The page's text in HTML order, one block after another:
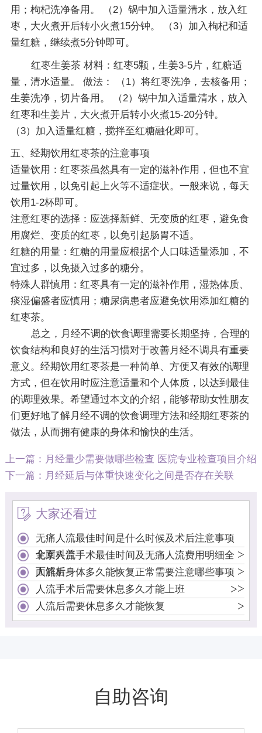
用；枸杞洗净备用。 （2）锅中加入适量清水，放入红
枣，大火煮开后转小火煮15分钟。 （3）加入枸杞和适
量红糖，继续煮5分钟即可。
红枣生姜茶 材料：红枣5颗，生姜3-5片，红糖适
量，清水适量。 做法： （1）将红枣洗净，去核备用；
生姜洗净，切片备用。 （2）锅中加入适量清水，放入
红枣和生姜片，大火煮开后转小火煮15-20分钟。
（3）加入适量红糖，搅拌至红糖融化即可。
五、经期饮用红枣茶的注意事项
适量饮用：红枣茶虽然具有一定的滋补作用，但也不宜
过量饮用，以免引起上火等不适症状。一般来说，每天
饮用1-2杯即可。
注意红枣的选择：应选择新鲜、无变质的红枣，避免食
用腐烂、变质的红枣，以免引起肠胃不适。
红糖的用量：红糖的用量应根据个人口味适量添加，不
宜过多，以免摄入过多的糖分。
特殊人群慎用：红枣具有一定的滋补作用，湿热体质、
痰湿偏盛者应慎用；糖尿病患者应避免饮用添加红糖的
红枣茶。
总之，月经不调的饮食调理需要长期坚持，合理的
饮食结构和良好的生活习惯对于改善月经不调具有重要
意义。经期饮用红枣茶是一种简单、方便又有效的调理
方式，但在饮用时应注意适量和个人体质，以达到最佳
的调理效果。希望通过本文的介绍，能够帮助女性朋友
们更好地了解月经不调的饮食调理方法和经期红枣茶的
做法，从而拥有健康的身体和愉快的生活。
上一篇： 月经量少需要做哪些检查 医院专业检查项目介绍
下一篇： 月经延后与体重快速变化之间是否存在关联
大家还看过
无痛人流最佳时间是什么时候及术后注意事项
全面科普
>
北京人流手术最佳时间及无痛人流费用明细全
面解析
>
人流后身体多久能恢复正常需要注意哪些事项
>
人流手术后需要休息多久才能上班 >
人流后需要休息多久才能恢复 >
自助咨询